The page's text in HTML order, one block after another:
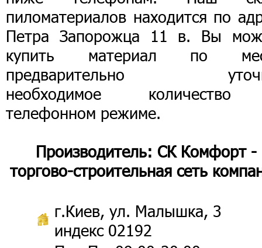
пиломатериалов находится по
Петра Запорожца 11 в. Вы
купить материал по
предварительно
необходимое
телефонном режиме.
Производитель: СК Комфорт -
торгово-строительная сеть
г.Киев, ул. Малышка, 3
индекс 02192